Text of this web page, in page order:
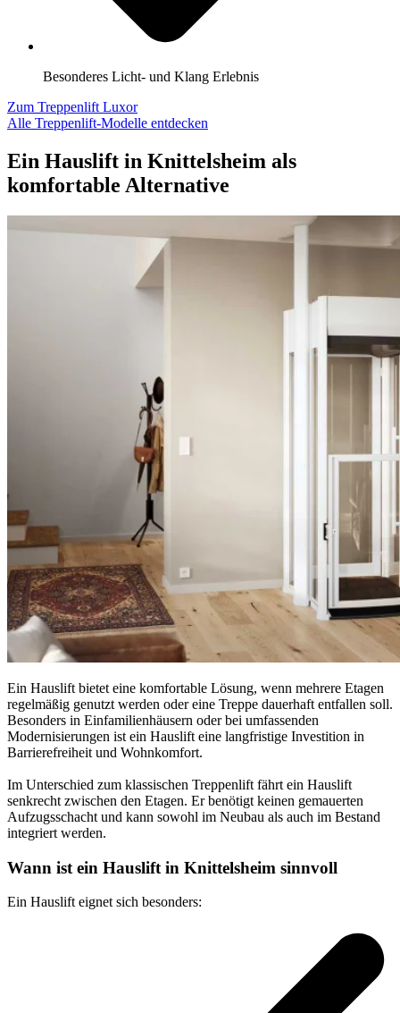
Besonderes Licht- und Klang Erlebnis
Zum Treppenlift Luxor
Alle Treppenlift-Modelle entdecken
Ein Hauslift in Knittelsheim als
komfortable Alternative
Ein Hauslift bietet eine komfortable Lösung, wenn mehrere Etagen
regelmäßig genutzt werden oder eine Treppe dauerhaft entfallen soll.
Besonders in Einfamilienhäusern oder bei umfassenden
Modernisierungen ist ein Hauslift eine langfristige Investition in
Barrierefreiheit und Wohnkomfort.
Im Unterschied zum klassischen Treppenlift fährt ein Hauslift
senkrecht zwischen den Etagen. Er benötigt keinen gemauerten
Aufzugsschacht und kann sowohl im Neubau als auch im Bestand
integriert werden.
Wann ist ein Hauslift in Knittelsheim sinnvoll
Ein Hauslift eignet sich besonders: